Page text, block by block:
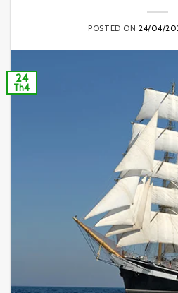
POSTED ON 24/04/
24
Th4